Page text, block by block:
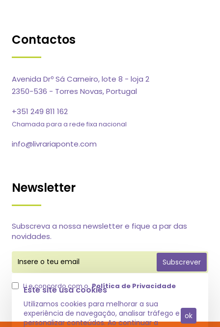
Este site usa cookies
Utilizamos cookies para melhorar a sua
experiência de navegação, analisar tráfego e
personalizar conteúdos. Ao continuar a
ok
Contactos
Avenida Drº Sá Carneiro, lote 8 - loja 2
2350-536 - Torres Novas, Portugal
+351 249 811 162
Chamada para a rede fixa nacional
info@livrariaponte.com
Newsletter
Subscreva a nossa newsletter e fique a par das
novidades.
Insere
teu
email
Subscrever
Li e concordo com o Política de Privacidade